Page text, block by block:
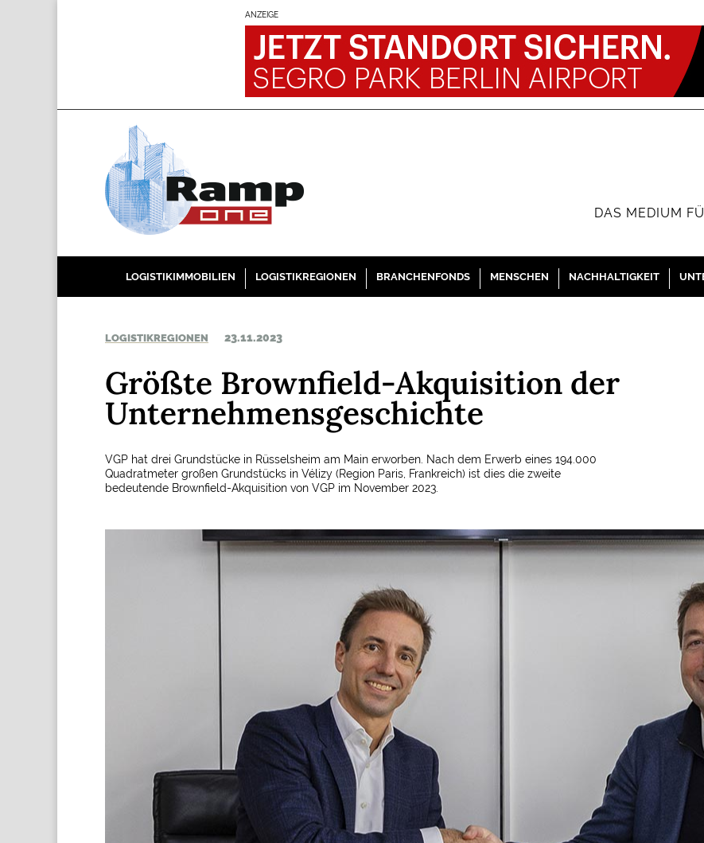
ANZEIGE
DAS MEDIUM
LOGISTIKIMMOBILIEN LOGISTIKREGIONEN BRANCHENFONDS MENSCHEN NACHHALTIGKEIT
LOGISTIKREGIONEN 23.11.2023
Größte Brownfield-Akquisition der
Unternehmensgeschichte
VGP hat drei Grundstücke in Rüsselsheim am Main erworben. Nach dem Erwerb eines 194.000
Quadratmeter großen Grundstücks in Vélizy (Region Paris, Frankreich) ist dies die zweite
bedeutende Brownfield-Akquisition von VGP im November 2023.